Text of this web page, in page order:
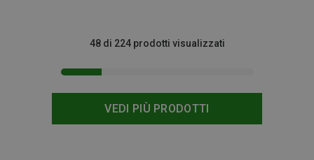
VEDI PIÙ PRODOTTI
48 di 224 prodotti visualizzati